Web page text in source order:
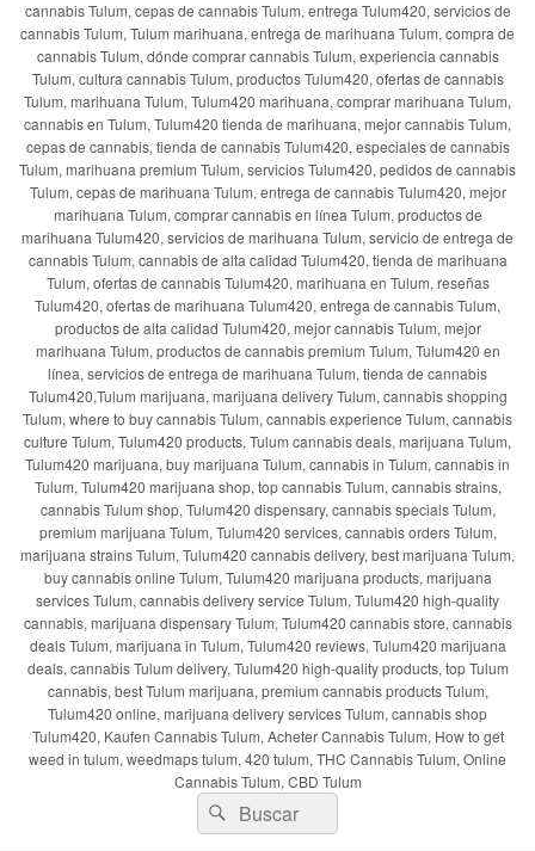
cannabis Tulum, cepas de cannabis Tulum, entrega Tulum420, servicios de
cannabis Tulum, Tulum marihuana, entrega de marihuana Tulum, compra de
cannabis Tulum, dónde comprar cannabis Tulum, experiencia cannabis
Tulum, cultura cannabis Tulum, productos Tulum420, ofertas de cannabis
Tulum, marihuana Tulum, Tulum420 marihuana, comprar marihuana Tulum,
cannabis en Tulum, Tulum420 tienda de marihuana, mejor cannabis Tulum,
cepas de cannabis, tienda de cannabis Tulum420, especiales de cannabis
Tulum, marihuana premium Tulum, servicios Tulum420, pedidos de cannabis
Tulum, cepas de marihuana Tulum, entrega de cannabis Tulum420, mejor
marihuana Tulum, comprar cannabis en línea Tulum, productos de
marihuana Tulum420, servicios de marihuana Tulum, servicio de entrega de
cannabis Tulum, cannabis de alta calidad Tulum420, tienda de marihuana
Tulum, ofertas de cannabis Tulum420, marihuana en Tulum, reseñas
Tulum420, ofertas de marihuana Tulum420, entrega de cannabis Tulum,
productos de alta calidad Tulum420, mejor cannabis Tulum, mejor
marihuana Tulum, productos de cannabis premium Tulum, Tulum420 en
línea, servicios de entrega de marihuana Tulum, tienda de cannabis
Tulum420,Tulum marijuana, marijuana delivery Tulum, cannabis shopping
Tulum, where to buy cannabis Tulum, cannabis experience Tulum, cannabis
culture Tulum, Tulum420 products, Tulum cannabis deals, marijuana Tulum,
Tulum420 marijuana, buy marijuana Tulum, cannabis in Tulum, cannabis in
Tulum, Tulum420 marijuana shop, top cannabis Tulum, cannabis strains,
cannabis Tulum shop, Tulum420 dispensary, cannabis specials Tulum,
premium marijuana Tulum, Tulum420 services, cannabis orders Tulum,
marijuana strains Tulum, Tulum420 cannabis delivery, best marijuana Tulum,
buy cannabis online Tulum, Tulum420 marijuana products, marijuana
services Tulum, cannabis delivery service Tulum, Tulum420 high-quality
cannabis, marijuana dispensary Tulum, Tulum420 cannabis store, cannabis
deals Tulum, marijuana in Tulum, Tulum420 reviews, Tulum420 marijuana
deals, cannabis Tulum delivery, Tulum420 high-quality products, top Tulum
cannabis, best Tulum marijuana, premium cannabis products Tulum,
Tulum420 online, marijuana delivery services Tulum, cannabis shop
Tulum420, Kaufen Cannabis Tulum, Acheter Cannabis Tulum, How to get
weed in tulum, weedmaps tulum, 420 tulum, THC Cannabis Tulum, Online
Cannabis Tulum, CBD Tulum
Buscar
por:
Buscar